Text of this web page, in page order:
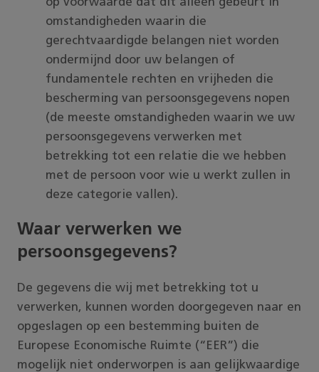
op voorwaarde dat dit alleen gebeurt in
omstandigheden waarin die
gerechtvaardigde belangen niet worden
ondermijnd door uw belangen of
fundamentele rechten en vrijheden die
bescherming van persoonsgegevens nopen
(de meeste omstandigheden waarin we uw
persoonsgegevens verwerken met
betrekking tot een relatie die we hebben
met de persoon voor wie u werkt zullen in
deze categorie vallen).
Waar verwerken we
persoonsgegevens?
De gegevens die wij met betrekking tot u
verwerken, kunnen worden doorgegeven naar en
opgeslagen op een bestemming buiten de
Europese Economische Ruimte (“EER”) die
mogelijk niet onderworpen is aan gelijkwaardige